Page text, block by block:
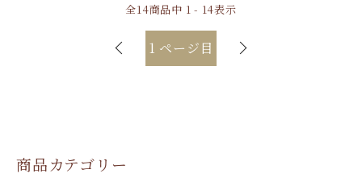
全14商品中 1 - 14表示
1 ページ目
商品カテゴリー